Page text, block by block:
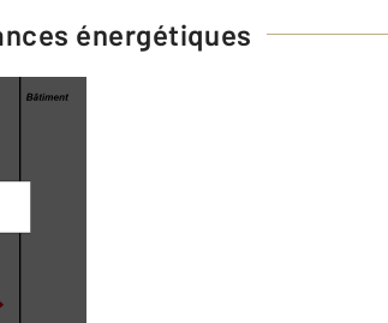
énergétiques